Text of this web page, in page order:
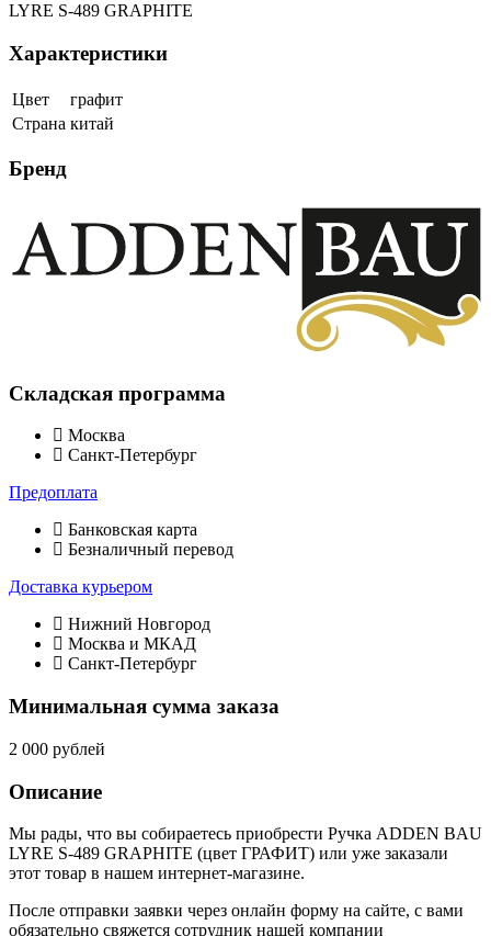
LYRE S-489 GRAPHITE
Характеристики
Цвет
графит
Страна китай
Бренд
Складская программа
Москва
Санкт-Петербург
Предоплата
Банковская карта
Безналичный перевод
Доставка курьером
Нижний Новгород
Москва и МКАД
Санкт-Петербург
Минимальная сумма заказа
2 000 рублей
Описание
Мы рады, что вы собираетесь приобрести Ручка ADDEN BAU
LYRE S-489 GRAPHITE (цвет ГРАФИТ) или уже заказали
этот товар в нашем интернет-магазине.
После отправки заявки через онлайн форму на сайте, с вами
обязательно свяжется сотрудник нашей компании